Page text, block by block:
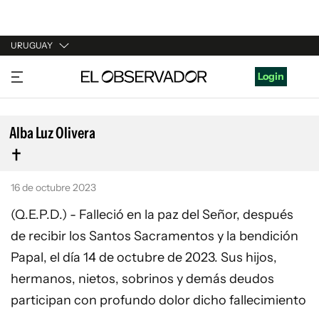
URUGUAY
URUGUAY
ARGENTINA
ESPAÑA
ESTADOS UNIDOS
Login
Alba Luz Olivera
16 de octubre 2023
(Q.E.P.D.) - Falleció en la paz del Señor, después
de recibir los Santos Sacramentos y la bendición
Papal, el día 14 de octubre de 2023. Sus hijos,
hermanos, nietos, sobrinos y demás deudos
participan con profundo dolor dicho fallecimiento